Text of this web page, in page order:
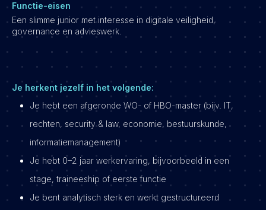
Functie-eisen
Een slimme junior met interesse in digitale veiligheid,
governance en advieswerk.
Je herkent jezelf in het volgende:
Je hebt een afgeronde WO- of HBO-master (bijv. IT,
rechten, security & law, economie, bestuurskunde,
informatiemanagement)
Je hebt 0–2 jaar werkervaring, bijvoorbeeld in een
stage, traineeship of eerste functie
Je bent analytisch sterk en werkt gestructureerd